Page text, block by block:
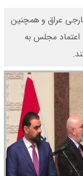
عراق و همچنین
اعتماد مجلس به